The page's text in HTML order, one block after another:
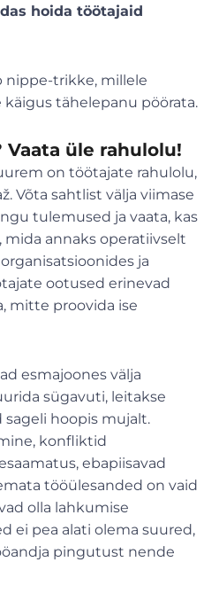
hoida töötajaid
nippe-trikke, millele
tähelepanu pöörata.
Vaata üle rahulolu!
on töötajate rahulolu,
Võta sahtlist välja viimase
tulemused ja vaata, kas
annaks operatiivselt
ja
ootused erinevad
mitte proovida ise
esmajoones välja
sügavuti, leitakse
hoopis mujalt.
konfliktid
ebapiisavad
tööülesanded on vaid
olla lahkumise
ei pea alati olema suured,
pingutust nende